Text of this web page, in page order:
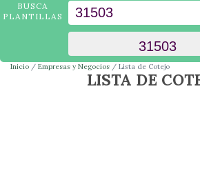
BUSCA
PLANTILLAS
Inicio Empresas y Negocios Lista de Cotejo
LISTA DE